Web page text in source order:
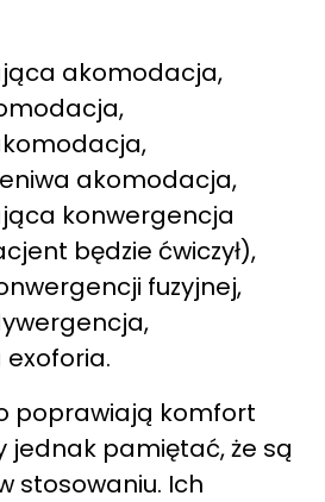
akomodacja,
akomodacja,
konwergencja
będzie ćwiczył),
fuzyjnej,
poprawiają komfort
jednak pamiętać, że są
stosowaniu. Ich